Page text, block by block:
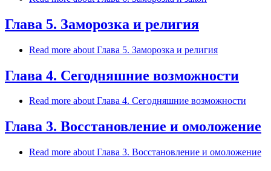
Глава 5. Заморозка и религия
Read more about Глава 5. Заморозка и религия
Глава 4. Сегодняшние возможности
Read more about Глава 4. Сегодняшние возможности
Глава 3. Восстановление и омоложение
Read more about Глава 3. Восстановление и омоложение